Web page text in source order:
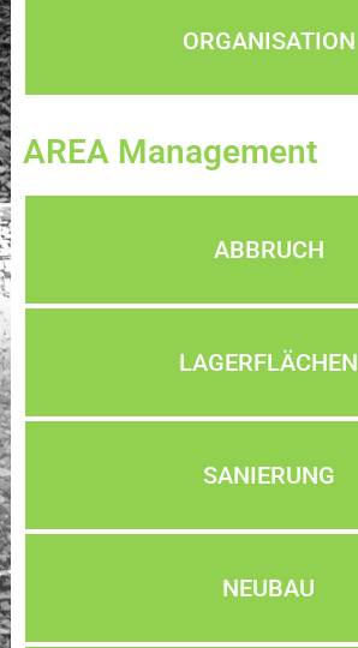
ORGANISATION
AREA Management
ABBRUCH
LAGERFLÄCHEN
SANIERUNG
NEUBAU